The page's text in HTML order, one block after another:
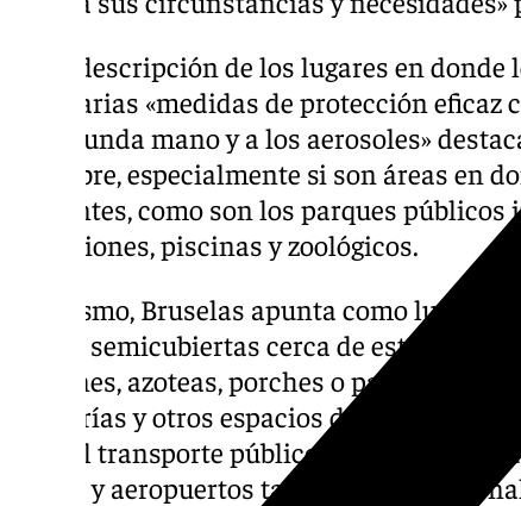
En la descripción de los lugares en
necesarias «medidas de protección
de segunda mano y a los aerosoles»
aire libre, especialmente si son áreas en
presentes, como son los parques públicos
atracciones, piscinas y zoológicos.
Asimismo, Bruselas apunta como lugares
libre o semicubiertas cerca de
balcones, azoteas, porches o patios y
cafeterías y otros espacios de locales
para el transporte público, como son
trenes y aeropuertos también quedan